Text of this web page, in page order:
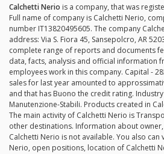
Calchetti Nerio is a company, that was
Full name of company is Calchetti Nerio,
number IT13820495605. The company
address: Via S. Fiora 45, Sansepolcro, AR
complete range of reports and documents
data, facts, analysis and official information
employees work in this company. Capital -
sales for last year amounted to
and that has Buono the credit rating.
Manutenzione-Stabili. Products created in
The main activity of Calchetti Nerio is
other destinations. Information about
Calchetti Nerio is not available. You also can
Nerio, open positions, location of Calchetti